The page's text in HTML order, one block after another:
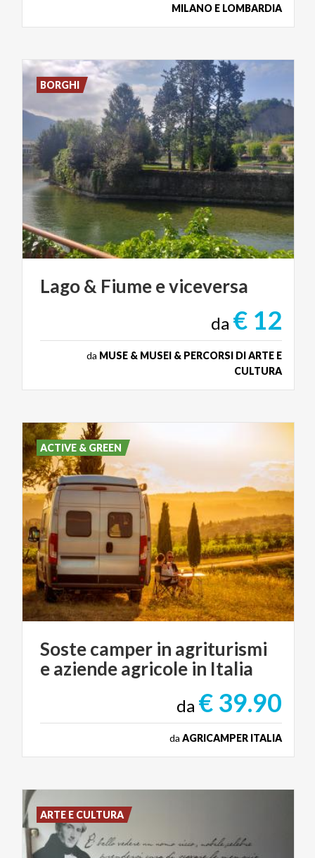
MILANO E LOMBARDIA
Lago& Fiumeeviceversa
da € 12
da MUSE & MUSEI & PERCORSI DI ARTE E
CULTURA
BORGHI
Sostecamper in agriturismi
eaziendeagricole in Italia
da € 39.90
da AGRICAMPER ITALIA
ACTIVE & GREEN
ARTE E CULTURA